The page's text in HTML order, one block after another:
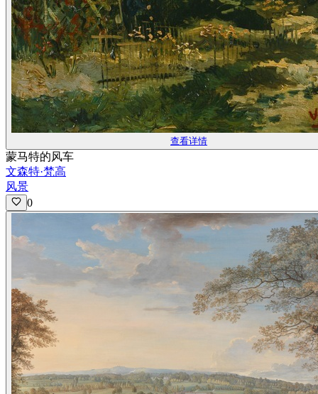
查看详情
蒙马特的风车
文森特·梵高
风景
0